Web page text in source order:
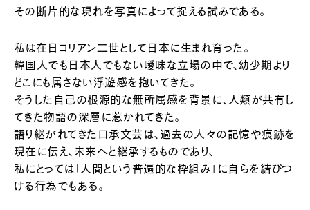
その断片的な現れを写真によって捉える試みである。
私は在日コリアン二世として日本に生まれ育った。
韓国人でも日本人でもない曖昧な立場の中で、幼少期より
どこにも属さない浮遊感を抱いてきた。
そうした自己の根源的な無所属感を背景に、人類が共有し
てきた物語の深層に惹かれてきた。
語り継がれてきた口承文芸は、過去の人々の記憶や痕跡を
現在に伝え、未来へと継承するものであり、
私にとっては「人間という普遍的な枠組み」に自らを結びつ
ける行為でもある。